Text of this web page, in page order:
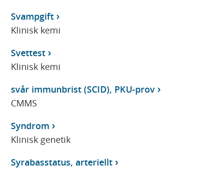
Svampgift
Klinisk kemi
Svettest
Klinisk kemi
svår immunbrist (SCID), PKU-prov
CMMS
Syndrom
Klinisk genetik
Syrabasstatus, arteriellt